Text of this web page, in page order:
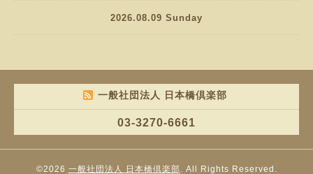
2026.08.09 Sunday
一般社団法人 日本橋倶楽部
03-3270-6661
©2026 一般社団法人 日本橋倶楽部. All Rights Reserved.